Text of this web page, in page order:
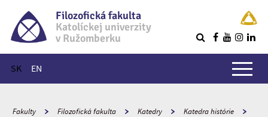
Filozofická fakulta
Katolíckej univerzity
v Ružomberku
SK EN
Hlavné menu
Fakulty Filozofická fakulta Katedry
Katedra histórie